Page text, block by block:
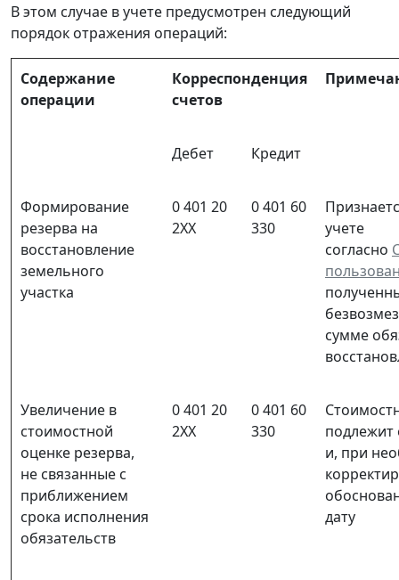
В этом случае в учете предусмотрен следующий
порядок отражения операций:
Содержание
операции
Корреспонденция
счетов
Дебет Кредит
Формирование
резерва на
восстановление
земельного
участка
0 401 20
2ХХ
0 401 60
330
учете
согласно
сумме
Увеличение в
стоимостной
оценке резерва,
не связанные с
приближением
срока исполнения
обязательств
0 401 20
2ХХ
0 401 60
330
подлежит
и, при
дату